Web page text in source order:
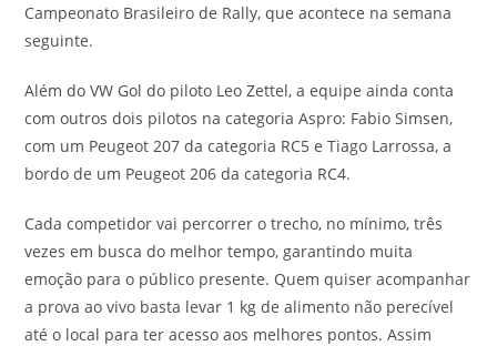
Campeonato Brasileiro de Rally, que acontece na semana
seguinte.
Além do VW Gol do piloto Leo Zettel, a equipe ainda conta
com outros dois pilotos na categoria Aspro: Fabio Simsen,
com um Peugeot 207 da categoria RC5 e Tiago Larrossa, a
bordo de um Peugeot 206 da categoria RC4.
Cada competidor vai percorrer o trecho, no mínimo, três
vezes em busca do melhor tempo, garantindo muita
emoção para o público presente. Quem quiser acompanhar
a prova ao vivo basta levar 1 kg de alimento não perecível
até o local para ter acesso aos melhores pontos. Assim